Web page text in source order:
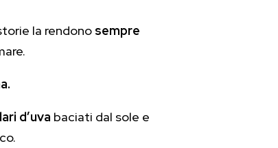
la rendono sempre
d’uva baciati dal sole e